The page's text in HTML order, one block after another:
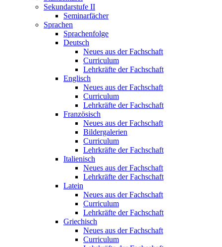
Sekundarstufe II
Seminarfächer
Sprachen
Sprachenfolge
Deutsch
Neues aus der Fachschaft
Curriculum
Lehrkräfte der Fachschaft
Englisch
Neues aus der Fachschaft
Curriculum
Lehrkräfte der Fachschaft
Französisch
Neues aus der Fachschaft
Bildergalerien
Curriculum
Lehrkräfte der Fachschaft
Italienisch
Neues aus der Fachschaft
Lehrkräfte der Fachschaft
Latein
Neues aus der Fachschaft
Curriculum
Lehrkräfte der Fachschaft
Griechisch
Neues aus der Fachschaft
Curriculum